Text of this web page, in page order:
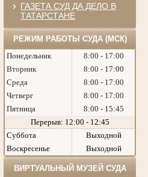
ГАЗЕТА СУД ДА ДЕЛО В
ТАТАРСТАНЕ
РЕЖИМ РАБОТЫ СУДА (МСК)
Понедельник
8:00 - 17:00
Вторник
8:00 - 17:00
Среда
8:00 - 17:00
Четверг
8:00 - 17:00
Пятница
8:00 - 15:45
Перерыв: 12:00 - 12:45
Суббота
Выходной
Воскресенье
Выходной
ВИРТУАЛЬНЫЙ МУЗЕЙ СУДА